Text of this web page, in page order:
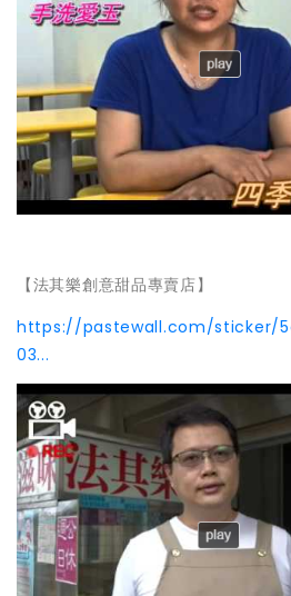
【法其樂創意甜品專賣店】
https://pastewall.com/sticker/
03...